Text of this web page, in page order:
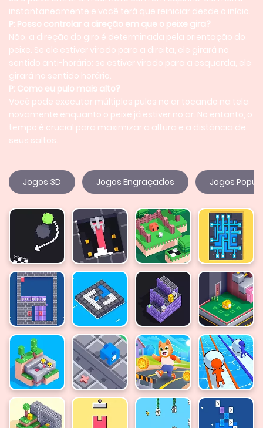
instantaneamente e você terá que reiniciar desde o início.
P: Posso controlar a direção em que o peixe gira?
Não, a direção do giro é determinada pela orientação do
peixe. Se ele estiver virado para a direita, ele girará no
sentido anti-horário; se estiver virado para a esquerda, ele
girará no sentido horário.
P: Como eu pulo mais alto?
Você pode executar múltiplos pulos no ar tocando na tela
novamente enquanto o peixe já estiver no ar. No entanto, o
tempo é crucial para maximizar a altura e a distância de
seus saltos.
Jogos 3D Jogos Engraçados Jogos